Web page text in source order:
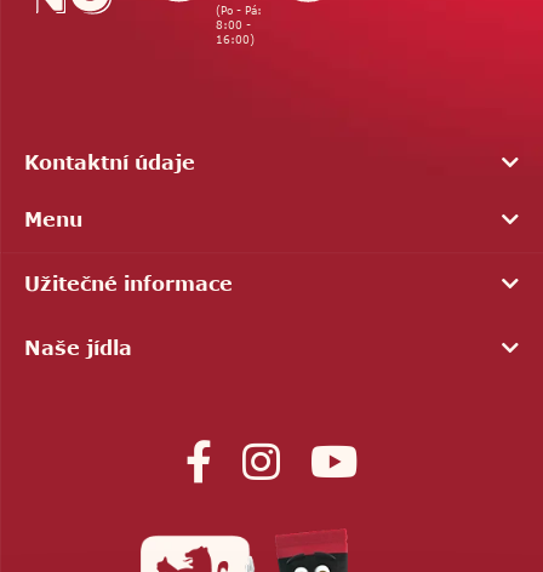
(Po - Pá:
8:00 -
16:00)
Kontaktní údaje
Menu
Užitečné informace
Naše jídla